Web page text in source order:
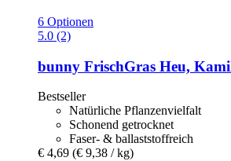
6 Optionen
5.0 (2)
bunny FrischGras Heu,
Bestseller
Natürliche Pflanzenvielfalt
Schonend getrocknet
Faser- & ballaststoffreich
€ 4,69 (€ 9,38 / kg)